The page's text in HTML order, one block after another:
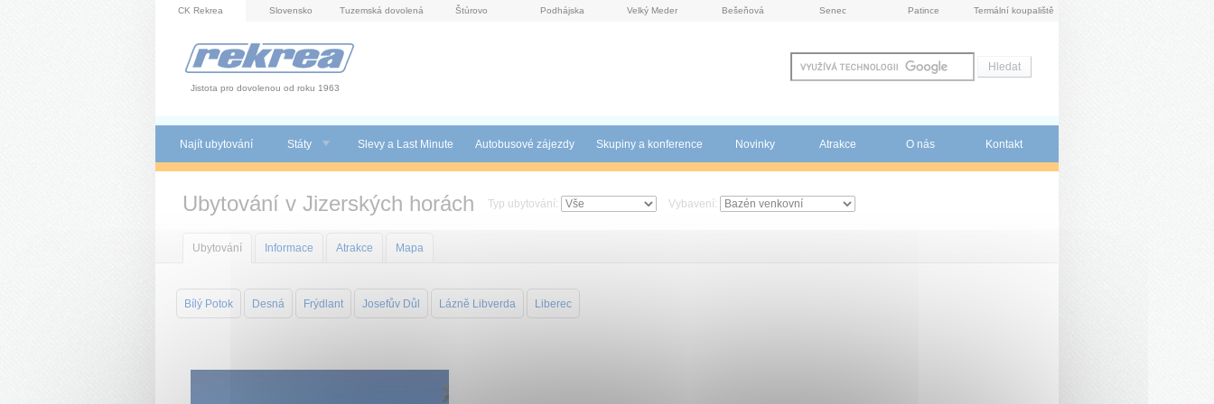
CK Rekrea Slovensko Tuzemská dovolená Štúrovo Podhájska Velký Meder Bešeňová Senec Patince Termální koupaliště
Jistota pro dovolenou od roku 1963
Najít ubytování Státy Slevy a Last Minute Autobusové zájezdy Skupiny a konference Novinky Atrakce O nás Kontakt
Ubytování v Jizerských horách Typ ubytování: Vybavení:
Ubytování Informace Atrakce Mapa
Bílý Potok Desná Frýdlant Josefův Důl Lázně Libverda Liberec